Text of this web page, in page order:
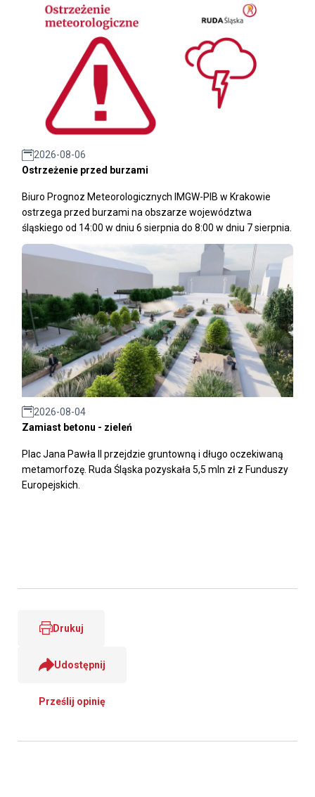
2026-08-06
Ostrzeżenie przed burzami
Biuro Prognoz Meteorologicznych IMGW-PIB w Krakowie
ostrzega przed burzami na obszarze województwa
śląskiego od 14:00 w dniu 6 sierpnia do 8:00 w dniu 7 sierpnia.
2026-08-04
Zamiast betonu - zieleń
Plac Jana Pawła II przejdzie gruntowną i długo oczekiwaną
metamorfozę. Ruda Śląska pozyskała 5,5 mln zł z Funduszy
Europejskich.
Drukuj
Udostępnij
Prześlij opinię